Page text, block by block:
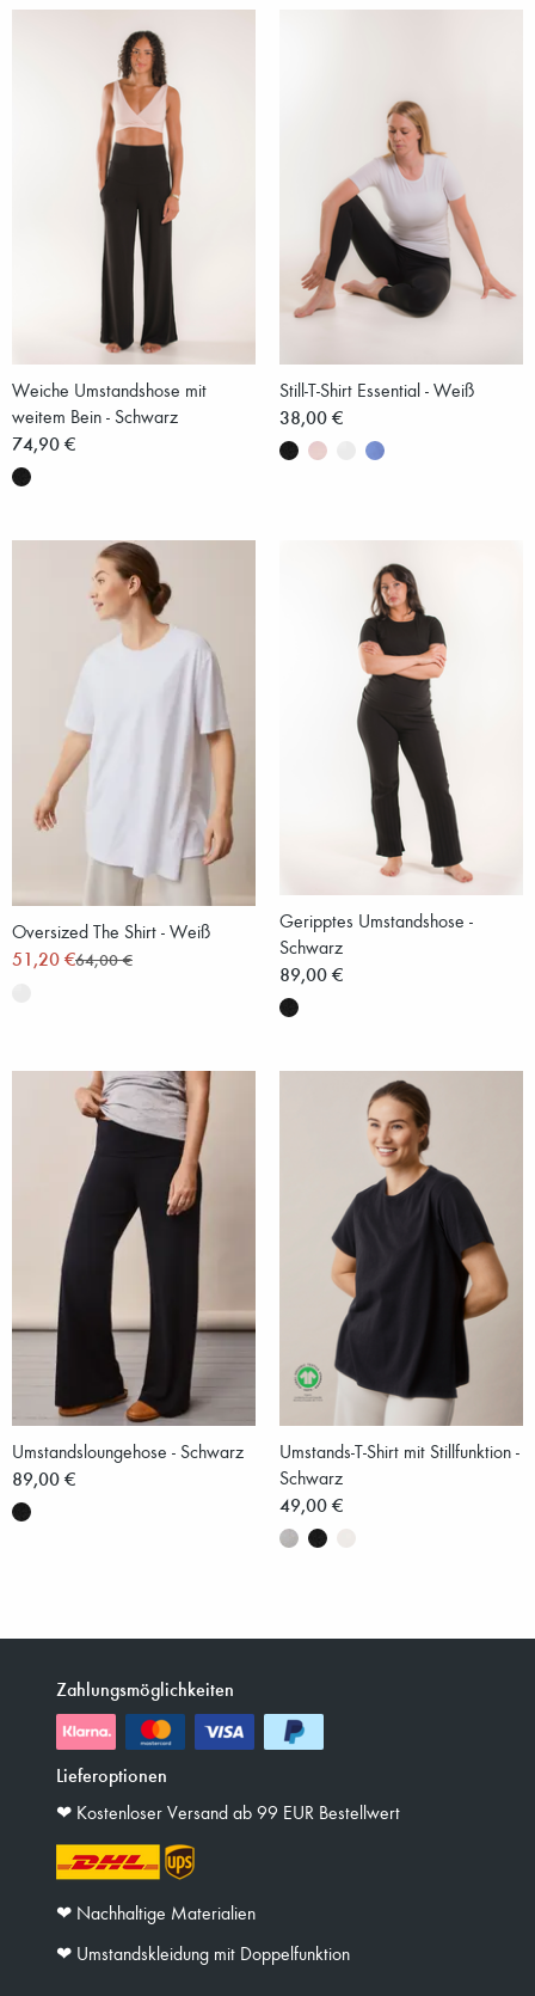
Weiche Umstandshose mit
weitem Bein - Schwarz
74,90 €
Still-T-Shirt Essential - Weiß
38,00 €
Oversized The Shirt - Weiß
51,20 €64,00 €
Geripptes Umstandshose -
Schwarz
89,00 €
Umstandsloungehose - Schwarz
89,00 €
Umstands-T-Shirt mit Stillfunktion -
Schwarz
49,00 €
Zahlungsmöglichkeiten
Lieferoptionen
❤︎ Kostenloser Versand ab 99 EUR Bestellwert
❤︎ Nachhaltige Materialien
❤︎ Umstandskleidung mit Doppelfunktion